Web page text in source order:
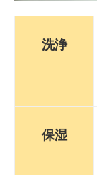
洗浄
保湿